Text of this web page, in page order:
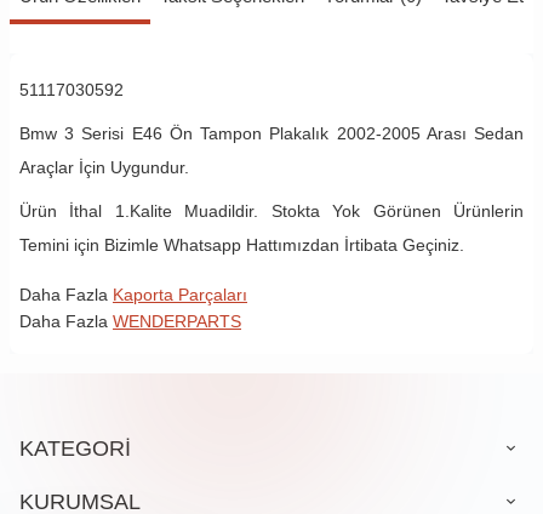
51117030592
Bmw 3 Serisi E46 Ön Tampon Plakalık 2002-2005 Arası Sedan
Araçlar İçin Uygundur.
Ürün İthal 1.Kalite Muadildir. Stokta Yok Görünen Ürünlerin
Temini için Bizimle Whatsapp Hattımızdan İrtibata Geçiniz.
Daha Fazla Kaporta Parçaları
Daha Fazla WENDERPARTS
KATEGORİ
KURUMSAL